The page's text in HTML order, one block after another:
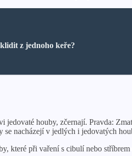
z jednoho keře?
houby, zčernají. Pravda:
nacházejí v jedlých i jedovatých
které při vaření s cibulí nebo